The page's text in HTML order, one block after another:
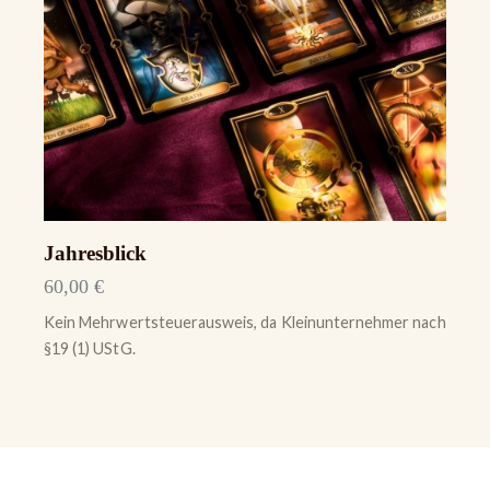
Jahresblick
60,00€
Kein Mehrwertsteuerausweis, da Kleinunternehmer nach
§19 (1) UStG.